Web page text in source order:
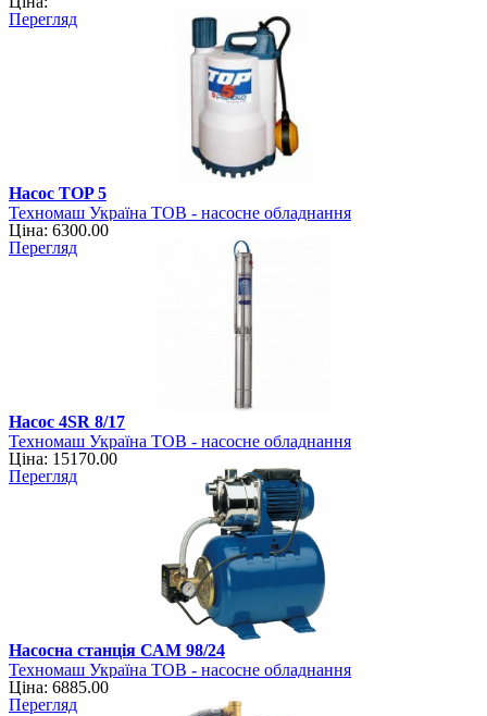
Перегляд
Насос TOP 5
Техномаш Україна ТОВ - насосне обладнання
Ціна: 6300.00
Перегляд
Насос 4SR 8/17
Техномаш Україна ТОВ - насосне обладнання
Ціна: 15170.00
Перегляд
Насосна станція САМ 98/24
Техномаш Україна ТОВ - насосне обладнання
Ціна: 6885.00
Перегляд